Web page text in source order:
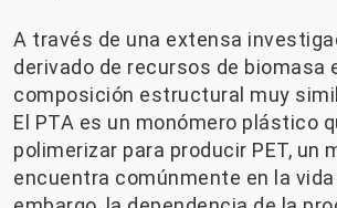
A través de una extensa
derivado de recursos de biomasa
composición estructural muy
El PTA es un monómero plástico
polimerizar para producir PET, un
encuentra comúnmente en la